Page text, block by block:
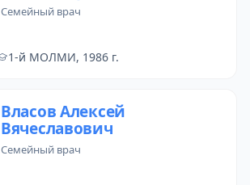
семейный врач
1-й МОЛМИ, 1986 г.
Власов Алексей
Вячеславович
семейный врач